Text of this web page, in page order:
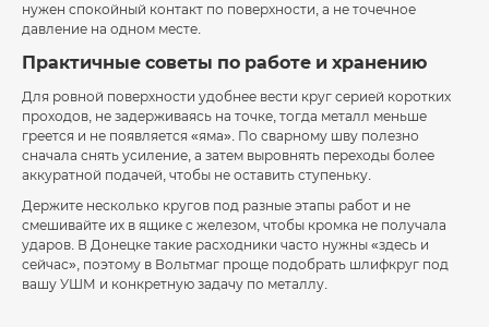
нужен спокойный контакт по поверхности, а не точечное
давление на одном месте.
Практичные советы по работе и хранению
Для ровной поверхности удобнее вести круг серией коротких
проходов, не задерживаясь на точке, тогда металл меньше
греется и не появляется «яма». По сварному шву полезно
сначала снять усиление, а затем выровнять переходы более
аккуратной подачей, чтобы не оставить ступеньку.
Держите несколько кругов под разные этапы работ и не
смешивайте их в ящике с железом, чтобы кромка не получала
ударов. В Донецке такие расходники часто нужны «здесь и
сейчас», поэтому в Вольтмаг проще подобрать шлифкруг под
вашу УШМ и конкретную задачу по металлу.